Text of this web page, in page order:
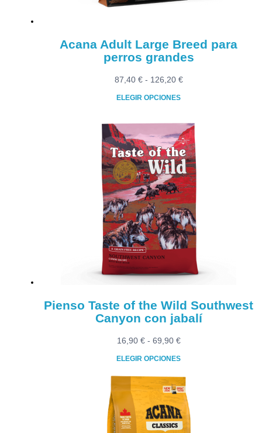
Acana Adult Large Breed para
perros grandes
87,40 € - 126,20 €Rango
87,40 €
hasta
126,20 €
ELEGIR OPCIONES
tiene
múltiples
variantes.
Las
opciones
se
pueden
elegir
en
la
página
Pienso Taste of the Wild Southwest
Canyon con jabalí
16,90 € - 69,90 €Rango
desde
16,90 €
hasta
69,90 €
ELEGIR OPCIONES
Este
producto
múltiples
variantes.